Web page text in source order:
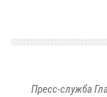
Пресс-служба